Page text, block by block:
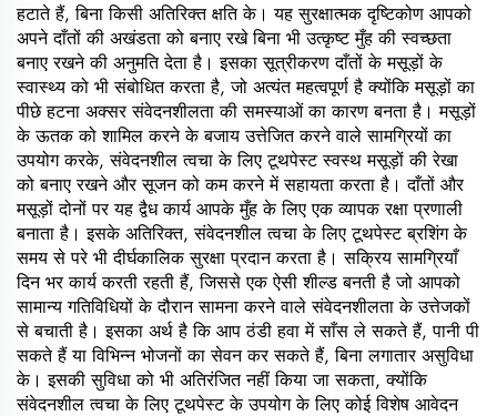
हटाते हैं, बिना किसी अतिरिक्त क्षति के। यह सुरक्षात्मक दृष्टिकोण आपको
अपने दाँतों की अखंडता को बनाए रखे बिना भी उत्कृष्ट मुँह की स्वच्छता
बनाए रखने की अनुमति देता है। इसका सूत्रीकरण दाँतों के मसूड़ों के
स्वास्थ्य को भी संबोधित करता है, जो अत्यंत महत्वपूर्ण है क्योंकि मसूड़ों का
पीछे हटना अक्सर संवेदनशीलता की समस्याओं का कारण बनता है। मसूड़ों
के ऊतक को शामिल करने के बजाय उत्तेजित करने वाले सामग्रियों का
उपयोग करके, संवेदनशील त्वचा के लिए टूथपेस्ट स्वस्थ मसूड़ों की रेखा
को बनाए रखने और सूजन को कम करने में सहायता करता है। दाँतों और
मसूड़ों दोनों पर यह द्वैध कार्य आपके मुँह के लिए एक व्यापक रक्षा प्रणाली
बनाता है। इसके अतिरिक्त, संवेदनशील त्वचा के लिए टूथपेस्ट ब्रशिंग के
समय से परे भी दीर्घकालिक सुरक्षा प्रदान करता है। सक्रिय सामग्रियाँ
दिन भर कार्य करती रहती हैं, जिससे एक ऐसी शील्ड बनती है जो आपको
सामान्य गतिविधियों के दौरान सामना करने वाले संवेदनशीलता के उत्तेजकों
से बचाती है। इसका अर्थ है कि आप ठंडी हवा में साँस ले सकते हैं, पानी पी
सकते हैं या विभिन्न भोजनों का सेवन कर सकते हैं, बिना लगातार असुविधा
के। इसकी सुविधा को भी अतिरंजित नहीं किया जा सकता, क्योंकि
संवेदनशील त्वचा के लिए टूथपेस्ट के उपयोग के लिए कोई विशेष आवेदन